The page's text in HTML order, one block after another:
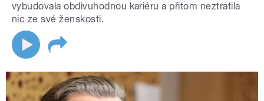
vybudovala obdivuhodnou kariéru a přitom neztratila
nic ze své ženskosti.